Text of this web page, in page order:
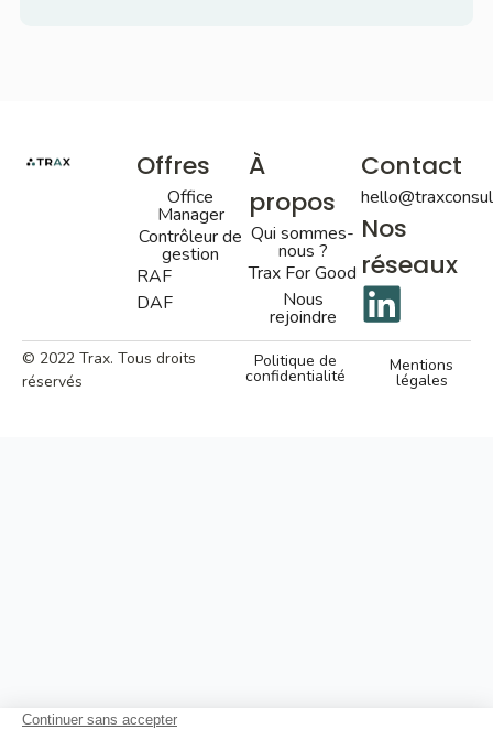
Offres
Office
Manager
Contrôleur de
gestion
RAF
DAF
À
propos
Qui sommes-
nous ?
Trax For Good
Nous
rejoindre
Contact
Nos
réseaux
© 2022 Trax. Tous droits
réservés
Politique de
confidentialité
Mentions
légales